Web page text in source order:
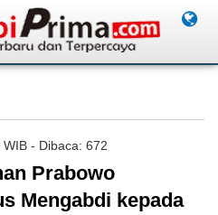
- Dibaca: 672
Prabowo
Mengabdi kepada